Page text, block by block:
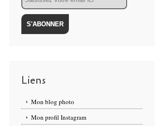
Liens
Mon blog photo
Mon profil Instagram